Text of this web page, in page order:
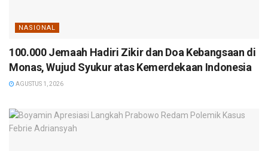
NASIONAL
100.000 Jemaah Hadiri Zikir dan Doa Kebangsaan di
Monas, Wujud Syukur atas Kemerdekaan Indonesia
AGUSTUS 1, 2026